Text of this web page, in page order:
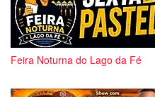
Feira Noturna do Lago da Fé